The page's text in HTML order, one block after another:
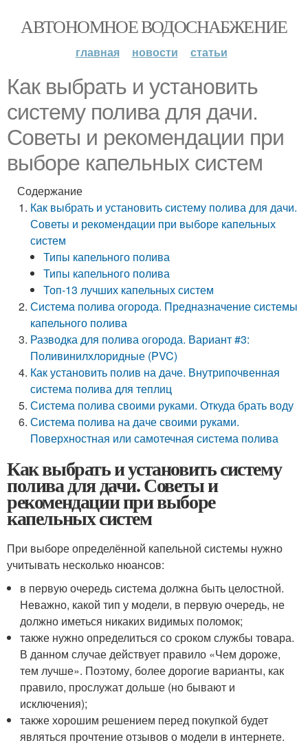
АВТОНОМНОЕ ВОДОСНАБЖЕНИЕ
главная новости статьи
Как выбрать и установить
систему полива для дачи.
Советы и рекомендации при
выборе капельных систем
Содержание
Как выбрать и установить систему полива для дачи.
Советы и рекомендации при выборе капельных
систем
Типы капельного полива
Типы капельного полива
Топ-13 лучших капельных систем
Система полива огорода. Предназначение системы
капельного полива
Разводка для полива огорода. Вариант #3:
Поливинилхлоридные (PVC)
Как установить полив на даче. Внутрипочвенная
система полива для теплиц
Система полива своими руками. Откуда брать воду
Система полива на даче своими руками.
Поверхностная или самотечная система полива
Как выбрать и установить систему
полива для дачи. Советы и
рекомендации при выборе
капельных систем
При выборе определённой капельной системы нужно
учитывать несколько нюансов:
в первую очередь система должна быть целостной.
Неважно, какой тип у модели, в первую очередь, не
должно иметься никаких видимых поломок;
также нужно определиться со сроком службы товара.
В данном случае действует правило «Чем дороже,
тем лучше». Поэтому, более дорогие варианты, как
правило, прослужат дольше (но бывают и
исключения);
также хорошим решением перед покупкой будет
являться прочтение отзывов о модели в интернете.